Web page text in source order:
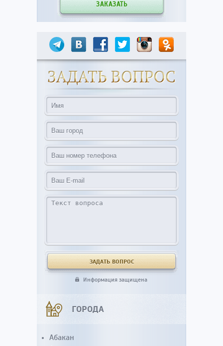
ЗАКАЗАТЬ
Информация защищена
ГОРОДА
Абакан